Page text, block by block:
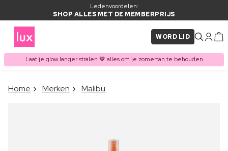
Ledenvoordelen:
SHOP ALLES MET DE MEMBERPRIJS
WORD LID
Laat je glow langer stralen 🤎 alles om je zomertan te behouden
ITEM TOEGEVOEGD AAN
Home Merken Malibu